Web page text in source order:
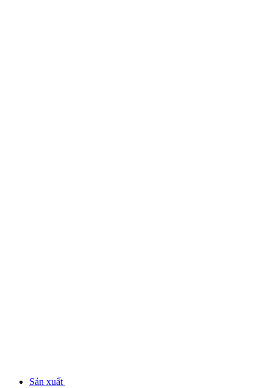
Sản xuất